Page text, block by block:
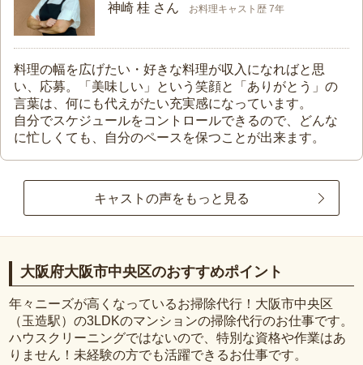
神崎 桂 さん お料理キャスト歴 7年
料理の幅を広げたい・好きな料理が収入になればと思
い、応募。「美味しい」という笑顔と「ありがとう」の
言葉は、何にも代えがたい充実感になっています。
自分でスケジュールをコントロールできるので、どんな
に忙しくても、自分のペースを保つことが出来ます。
キャストの声をもっと見る
大阪府大阪市中央区のおすすめポイント
年々ニーズが高くなっているお掃除代行！大阪市中央区
（玉造駅）の3LDKのマンションの掃除代行のお仕事です。
ハウスクリーニングではないので、特別な資格や作業はあ
りません！未経験の方でも活躍できるお仕事です。